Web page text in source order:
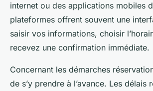
internet ou des applications mobiles
plateformes offrent souvent une
saisir vos informations, choisir
recevez une confirmation immédiate.
Concernant les démarches
de s’y prendre à l’avance. Les délais